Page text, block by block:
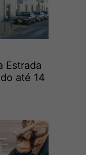
Estrada
até 14